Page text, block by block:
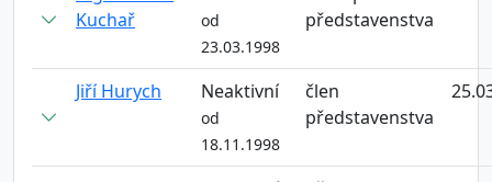
Kuchař
od
23.03.1998
představenstva
Jiří Hurych Neaktivní
od
18.11.1998
člen
představenstva